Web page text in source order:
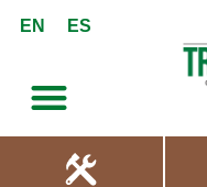
principal
EN ES